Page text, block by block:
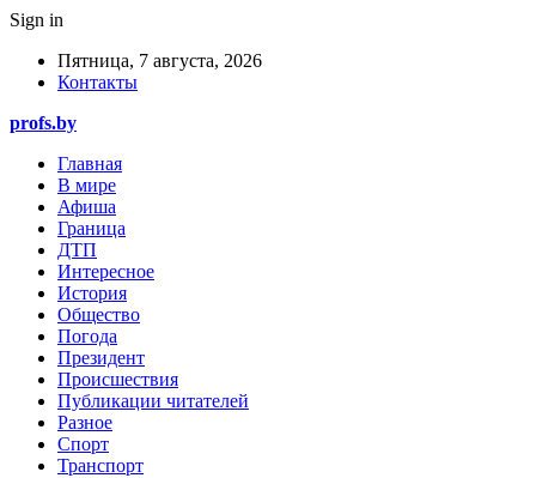
Sign in
Пятница, 7 августа, 2026
Контакты
profs.by
Главная
В мире
Афиша
Граница
ДТП
Интересное
История
Общество
Погода
Президент
Происшествия
Публикации читателей
Разное
Спорт
Транспорт